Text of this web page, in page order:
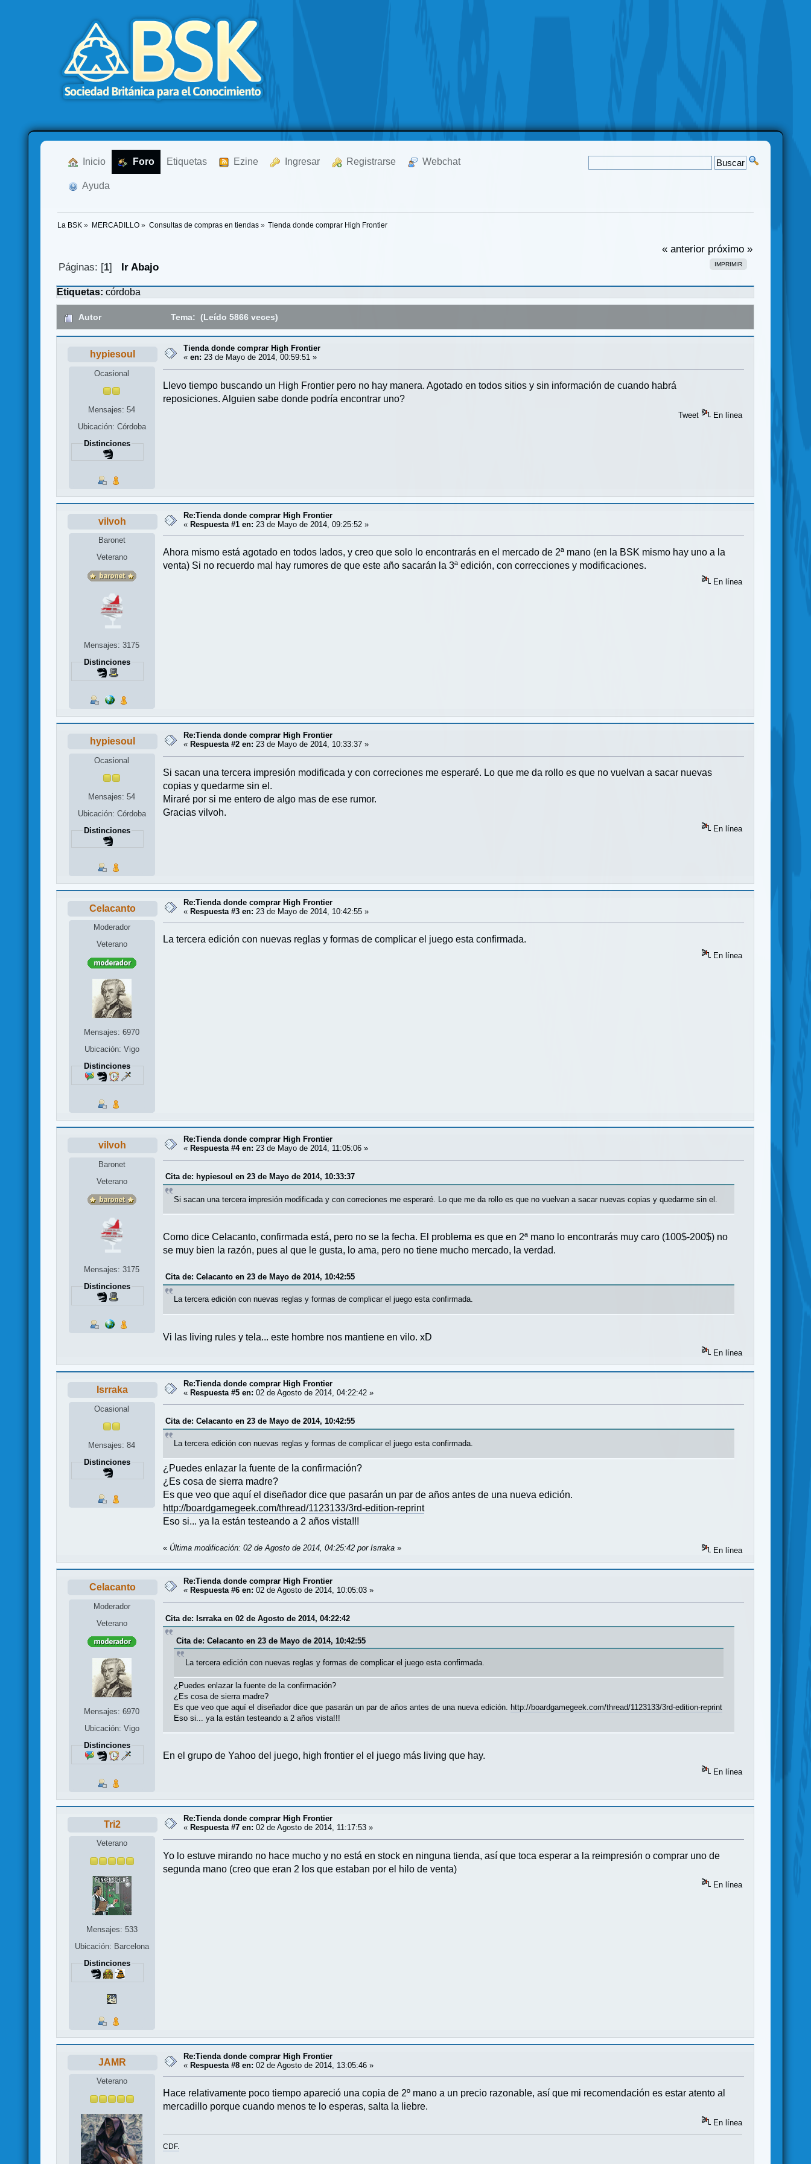
Inicio Foro Etiquetas Ezine Ingresar Registrarse Webchat
Ayuda
La BSK » MERCADILLO» Consultas de compras en tiendas» Tienda donde comprar High Frontier
« anterior próximo »
IMPRIMIR
Páginas: [1] Ir Abajo
Etiquetas:córdoba
Autor Tema: (Leído 5866 veces)
hypiesoul
Ocasional
Mensajes: 54
Ubicación: Córdoba
Distinciones
Tienda donde comprar High Frontier
«en: 23 de Mayo de 2014, 00:59:51 »
Llevo tiempo buscando un High Frontier pero no hay manera. Agotado en todos sitios y sin información de cuando habrá
reposiciones. Alguien sabe donde podría encontrar uno?
Tweet En línea
vilvoh
Baronet
Veterano
Mensajes: 3175
Distinciones
Re:Tienda donde comprar High Frontier
«Respuesta #1 en: 23 de Mayo de 2014, 09:25:52 »
Ahora mismo está agotado en todos lados, y creo que solo lo encontrarás en el mercado de 2ª mano (en la BSK mismo hay uno a la
venta) Si no recuerdo mal hay rumores de que este año sacarán la 3ª edición, con correcciones y modificaciones.
En línea
hypiesoul
Ocasional
Mensajes: 54
Ubicación: Córdoba
Distinciones
Re:Tienda donde comprar High Frontier
« Respuesta #2 en: 23 de Mayo de 2014, 10:33:37 »
Si sacan una tercera impresión modificada y con correciones me esperaré. Lo que me da rollo es que no vuelvan a sacar nuevas
copias y quedarme sin el.
Miraré por si me entero de algo mas de ese rumor.
Gracias vilvoh.
En línea
Celacanto
Moderador
Veterano
Mensajes: 6970
Ubicación: Vigo
Distinciones
Re:Tienda donde comprar High Frontier
«Respuesta #3 en: 23 de Mayo de 2014, 10:42:55 »
La tercera edición con nuevas reglas y formas de complicar el juego esta confirmada.
En línea
vilvoh
Baronet
Veterano
Mensajes: 3175
Distinciones
Re:Tienda donde comprar High Frontier
« Respuesta #4 en: 23 de Mayo de 2014, 11:05:06 »
Cita de: hypiesoul en 23 de Mayo de 2014, 10:33:37
Si sacan una tercera impresión modificada y con correciones me esperaré. Lo que me da rollo es que no vuelvan a sacar nuevas copias y quedarme sin el.
Como dice Celacanto, confirmada está, pero no se la fecha. El problema es que en 2ª mano lo encontrarás muy caro (100$-200$) no
se muy bien la razón, pues al que le gusta, lo ama, pero no tiene mucho mercado, la verdad.
Cita de: Celacanto en 23 de Mayo de 2014, 10:42:55
La tercera edición con nuevas reglas y formas de complicar el juego esta confirmada.
Vi las living rules y tela... este hombre nos mantiene en vilo. xD
En línea
Isrraka
Ocasional
Mensajes: 84
Distinciones
Re:Tienda donde comprar High Frontier
« Respuesta #5 en: 02 de Agosto de 2014, 04:22:42 »
Cita de: Celacanto en 23 de Mayo de 2014, 10:42:55
La tercera edición con nuevas reglas y formas de complicar el juego esta confirmada.
¿Puedes enlazar la fuente de la confirmación?
¿Es cosa de sierra madre?
Es que veo que aquí el diseñador dice que pasarán un par de años antes de una nueva edición.
http://boardgamegeek.com/thread/1123133/3rd-edition-reprint
Eso si... ya la están testeando a 2 años vista!!!
« Última modificación: 02 de Agosto de 2014, 04:25:42 por Isrraka » En línea
Celacanto
Moderador
Veterano
Mensajes: 6970
Ubicación: Vigo
Distinciones
Re:Tienda donde comprar High Frontier
« Respuesta #6 en: 02 de Agosto de 2014, 10:05:03 »
Cita de: Isrraka en 02 de Agosto de 2014, 04:22:42
Cita de: Celacanto en 23 de Mayo de 2014, 10:42:55
La tercera edición con nuevas reglas y formas de complicar el juego esta confirmada.
¿Puedes enlazar la fuente de la confirmación?
¿Es cosa de sierra madre?
Es que veo que aquí el diseñador dice que pasarán un par de años antes de una nueva edición. http://boardgamegeek.com/thread/1123133/3rd-edition-reprint
Eso si... ya la están testeando a 2 años vista!!!
En el grupo de Yahoo del juego, high frontier el el juego más living que hay.
En línea
Tri2
Veterano
Mensajes: 533
Ubicación: Barcelona
Distinciones
Re:Tienda donde comprar High Frontier
« Respuesta #7 en: 02 de Agosto de 2014, 11:17:53 »
Yo lo estuve mirando no hace mucho y no está en stock en ninguna tienda, así que toca esperar a la reimpresión o comprar uno de
segunda mano (creo que eran 2 los que estaban por el hilo de venta)
En línea
JAMR
Veterano
Re:Tienda donde comprar High Frontier
« Respuesta #8 en: 02 de Agosto de 2014, 13:05:46 »
Hace relativamente poco tiempo apareció una copia de 2º mano a un precio razonable, así que mi recomendación es estar atento al
mercadillo porque cuando menos te lo esperas, salta la liebre.
En línea
CDF.